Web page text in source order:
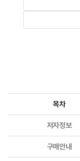
목차
저자정보
구매안내